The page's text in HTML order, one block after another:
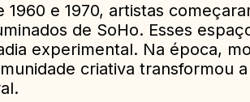
1960 e 1970, artistas
de SoHo. Esses
experimental. Na época,
criativa transformou